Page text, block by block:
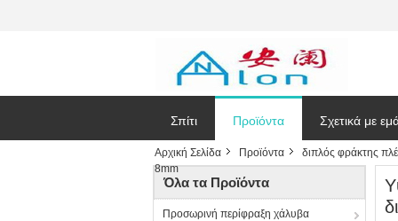
Σπίτι Προϊόντα Σχετικά με
Αρχική Σελίδα Προϊόντα διπλός φράκτης
8mm
Όλα τα Προϊόντα
Προσωρινή περίφραξη χάλυβα